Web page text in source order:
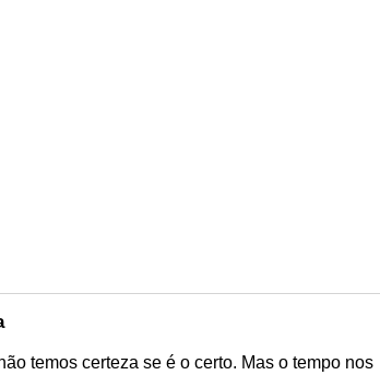
temos certeza se é o certo. Mas o tempo nos